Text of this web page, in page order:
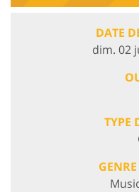
DATE
dim. 02
TYPE